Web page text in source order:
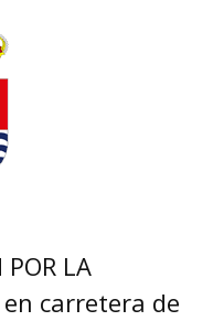
POR LA
en carretera de